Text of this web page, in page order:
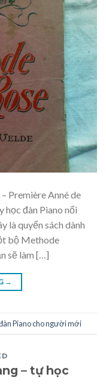
Première Anné de
đàn Piano nổi
là quyển sách dành
bộ Methode
sẽ làm […]
→
Piano cho người mới
– tự học